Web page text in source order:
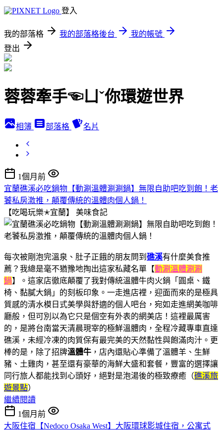
登入
我的部落格 我的部落格後台
我的帳號
登出
蓉蓉牽手☜ㄩˇ你環遊世界
相簿 部落格 名片
1個月前
宜蘭礁溪必吃鍋物【動涮溫體涮涮鍋】無限自助吧吃到飽！老
饕私房激推，顛覆傳統的溫體肉個人鍋！
【吃喝玩樂✭宜蘭】 美味食記
每次被剛泡完溫泉、肚子正餓的朋友問到 礁溪有什麼美食推
薦？我總是毫不猶豫地掏出這家私藏名單【動涮溫體涮涮
鍋】。這家店徹底顛覆了我對傳統溫體牛肉火鍋「圓桌、鐵
椅、黏膩大鍋」的刻板印象。一走進店裡，迎面而來的是極具
質感的清水模日式美學與舒適的個人吧台，宛如走進網美咖啡
廳般，但可別以為它只是個空有外表的網美店！這裡最厲害
的，是將台南當天清晨現宰的極鮮溫體肉，全程冷藏專車直達
礁溪，未經冷凍的肉質保有最完美的天然黏性與飽滿肉汁。更
棒的是，除了招牌溫體牛 ，店內還貼心準備了溫體羊、生鮮
豬、土雞肉，甚至還有豪華的海鮮大盛和套餐，豐富的選擇讓
同行旅人都能找到心頭好，絕對是泡湯後的極致療癒（礁溪旅
遊景點）
繼續閱讀
1個月前
大阪住宿【Nedoco Osaka West】大阪環球影城住宿，公寓式